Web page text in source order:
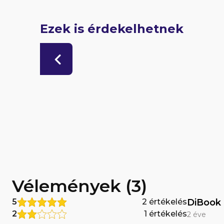
Ezek is érdekelhetnek
Vélemények (3)
5
2 értékelés
2
1 értékelés
DiBook
2 éve